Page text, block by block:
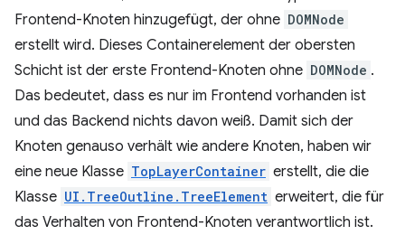
Frontend-Knoten hinzugefügt, der ohne DOMNode
erstellt wird. Dieses Containerelement der obersten
Schicht ist der erste Frontend-Knoten ohne DOMNode .
Das bedeutet, dass es nur im Frontend vorhanden ist
und das Backend nichts davon weiß. Damit sich der
Knoten genauso verhält wie andere Knoten, haben wir
eine neue Klasse TopLayerContainer erstellt, die die
Klasse UI.TreeOutline.TreeElement erweitert, die für
das Verhalten von Frontend-Knoten verantwortlich ist.